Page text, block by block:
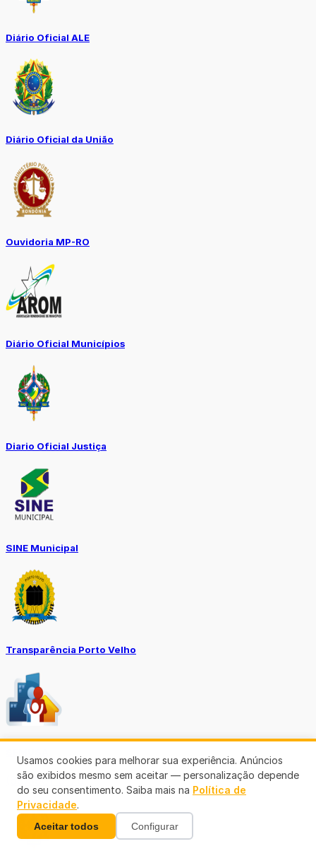
Diário Oficial ALE
Diário Oficial da União
Ouvidoria MP-RO
Diário Oficial Municípios
Diario Oficial Justiça
SINE Municipal
Transparência Porto Velho
(69)3901-3176
Usamos cookies para melhorar sua experiência. Anúncios
são exibidos mesmo sem aceitar — personalização depende
do seu consentimento. Saiba mais na Política de
Privacidade.
Aceitar todos Configurar